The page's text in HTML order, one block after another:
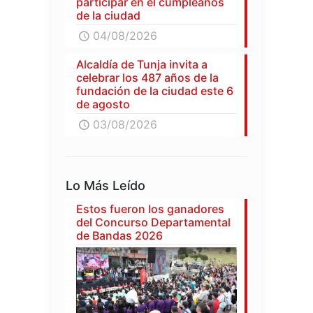
de la ciudad
04/08/2026
Alcaldía de Tunja invita a
celebrar los 487 años de la
fundación de la ciudad este 6
de agosto
03/08/2026
Lo Más Leído
Estos fueron los ganadores
del Concurso Departamental
de Bandas 2026